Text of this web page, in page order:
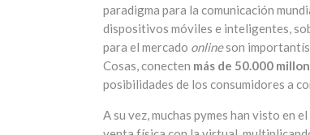
paradigma para la comunicación
dispositivos móviles e inteligentes,
para el mercado onlineson
Cosas, conecten más de 50.000
posibilidades de los consumidores a
A su vez, muchas pymes han visto en el